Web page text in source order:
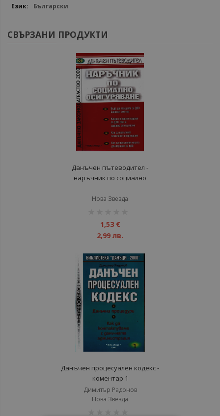
Български
СВЪРЗАНИ ПРОДУКТИ
Данъчен пътеводител -
наръчник по социално
Нова Звезда
1,53 €
2,99 лв.
Данъчен процесуален кодекс -
коментар 1
Димитър Радонов
Нова Звезда